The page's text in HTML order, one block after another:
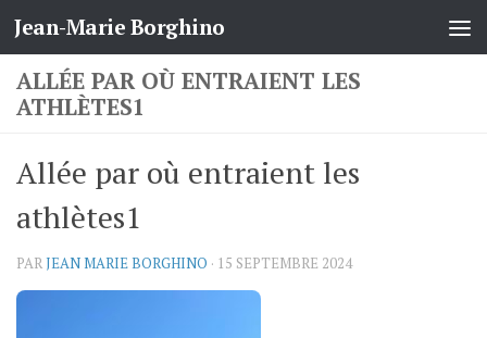
Skip to content
Jean-Marie Borghino
ALLÉE PAR OÙ ENTRAIENT LES
ATHLÈTES1
Allée par où entraient les
athlètes1
PARJEAN MARIE BORGHINO · 15 SEPTEMBRE 2024